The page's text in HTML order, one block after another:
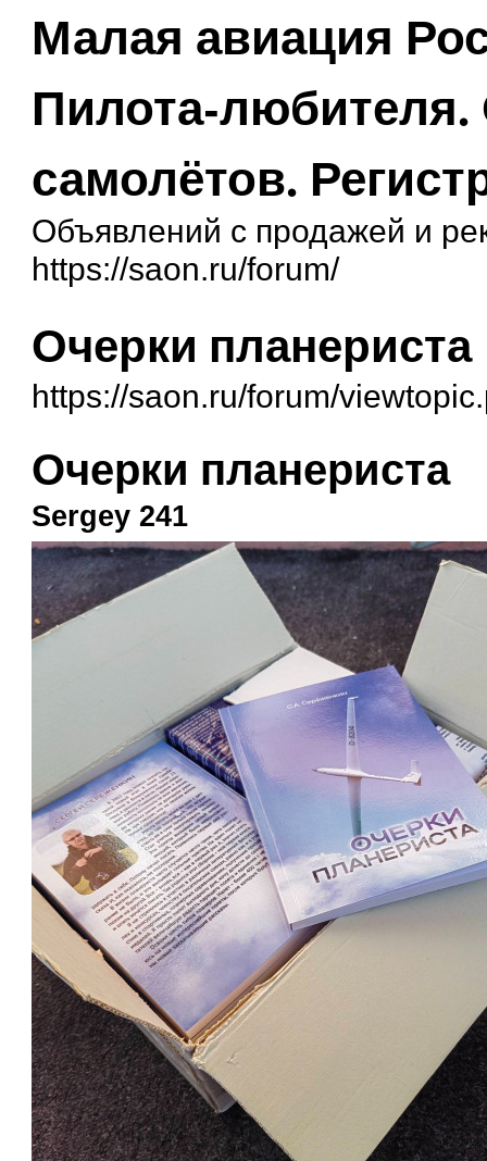
Малая авиация
Пилота-
самолётов.
Объявлений с продажей и
https://saon.ru/forum/
Очерки планериста
https://saon.ru/forum/
Очерки планериста
Sergey 241